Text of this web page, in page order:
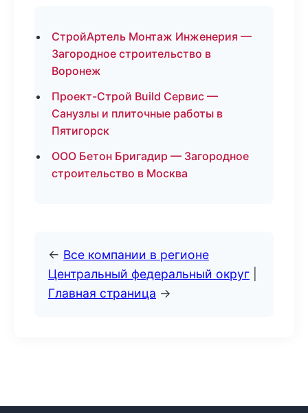
СтройАртель Монтаж Инженерия —
Загородное строительство в
Воронеж
Проект-Строй Build Сервис —
Санузлы и плиточные работы в
Пятигорск
ООО Бетон Бригадир — Загородное
строительство в Москва
← Все компании в регионе
Центральный федеральный округ
Главная страница →